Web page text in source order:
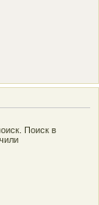
Поиск в